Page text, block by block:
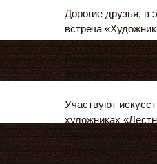
Дорогие друзья, в
встреча
Разговор пойдет
жизни и смерти,
Участвуют
художниках
графики
Елисеев.